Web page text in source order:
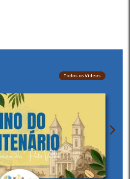
Todos os Vídeos